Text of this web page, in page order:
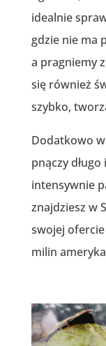
idealnie
gdzie nie ma
a pragniemy
się również
szybko,
Dodatkowo
pnączy
intensywnie
znajdziesz w
swojej
milin